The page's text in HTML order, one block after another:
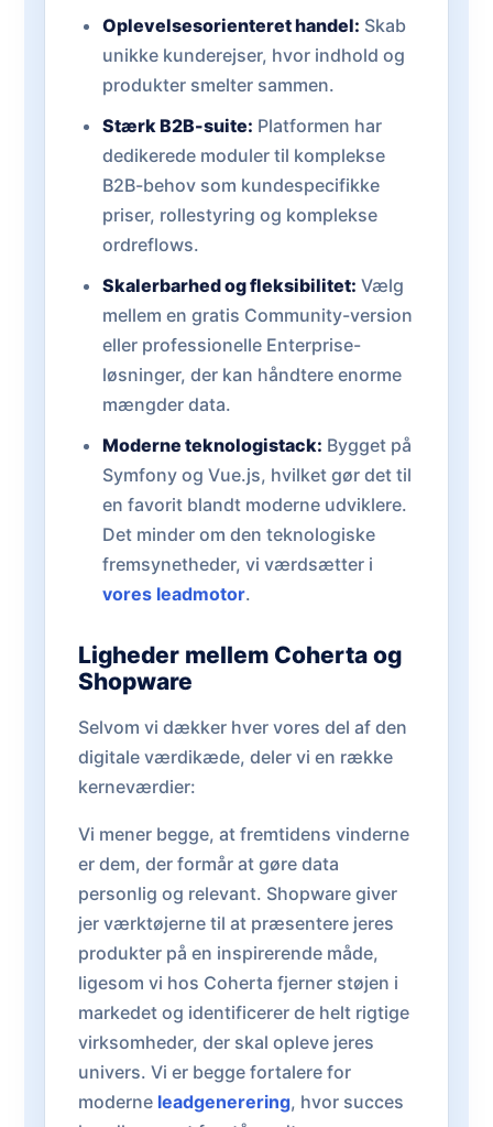
Oplevelsesorienteret handel: Skab
unikke kunderejser, hvor indhold og
produkter smelter sammen.
Stærk B2B-suite: Platformen har
dedikerede moduler til komplekse
B2B-behov som kundespecifikke
priser, rollestyring og komplekse
ordreflows.
Skalerbarhed og fleksibilitet: Vælg
mellem en gratis Community-version
eller professionelle Enterprise-
løsninger, der kan håndtere enorme
mængder data.
Moderne teknologistack: Bygget på
Symfony og Vue.js, hvilket gør det til
en favorit blandt moderne udviklere.
Det minder om den teknologiske
fremsynetheder, vi værdsætter i
vores leadmotor.
Ligheder mellem Coherta og
Shopware
Selvom vi dækker hver vores del af den
digitale værdikæde, deler vi en række
kerneværdier:
Vi mener begge, at fremtidens vinderne
er dem, der formår at gøre data
personlig og relevant. Shopware giver
jer værktøjerne til at præsentere jeres
produkter på en inspirerende måde,
ligesom vi hos Coherta fjerner støjen i
markedet og identificerer de helt rigtige
virksomheder, der skal opleve jeres
univers. Vi er begge fortalere for
moderne leadgenerering, hvor succes